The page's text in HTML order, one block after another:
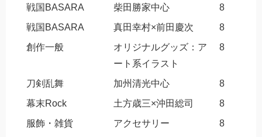
戦国BASARA 柴田勝家中心
8
戦国BASARA
真田幸村×前田慶次
8
創作一般
オリジナルグッズ：ア
ート系イラスト
8
刀剣乱舞 加州清光中心
8
幕末Rock
土方歳三×沖田総司
8
服飾・雑貨
アクセサリー
8